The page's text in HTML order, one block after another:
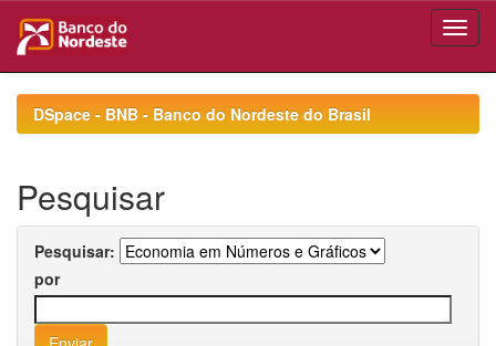
navigationDSpace - BNB - Banco do Nordeste do Brasil
Pesquisar
Pesquisar:
por